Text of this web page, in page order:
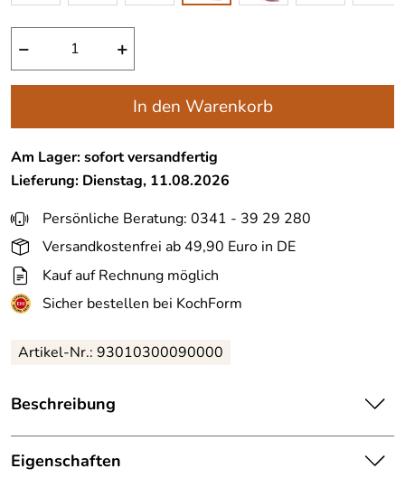
− +
In den Warenkorb
Am Lager: sofort versandfertig
Lieferung: Dienstag, 11.08.2026
Persönliche Beratung: 0341 - 39 29 280
Versandkostenfrei ab 49,90 Euro in DE
Kauf auf Rechnung möglich
Sicher bestellen bei KochForm
Artikel-Nr.: 93010300090000
Beschreibung
Le Creuset Topf-Griffschutz aus Silikon in ofenrot, 2er Set.
Der Griffschutz passt sich allen Topfgriffen an und ist bis
Eigenschaften